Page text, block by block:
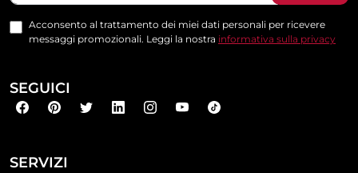
SERVIZI
Acconsento al trattamento dei miei dati personali per ricevere
messaggi promozionali. Leggi la nostra informativa sulla privacy
SEGUICI